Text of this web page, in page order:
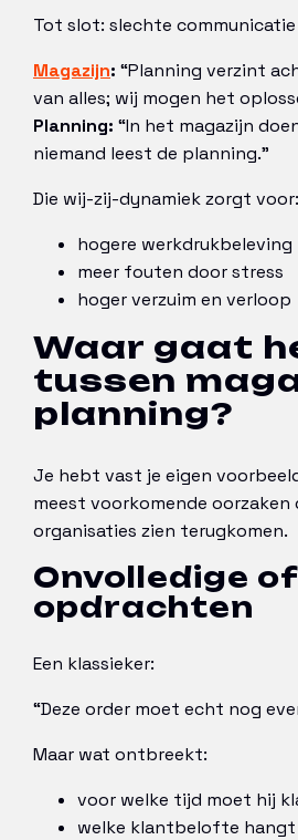
Tot slot: slechte
Magazijn: “Planning verzint
van alles; wij mogen het
Planning: “In het magazijn
niemand leest de planning.”
Die wij-zij-dynamiek zorgt voor:
hogere werkdrukbeleving
meer fouten door stress
hoger verzuim en verloop
Waar gaat
tussen
planning?
Je hebt vast je eigen
meest voorkomende oorzaken
organisaties zien terugkomen.
Onvolledige
opdrachten
Een klassieker:
“Deze order moet echt nog
Maar wat ontbreekt:
voor welke tijd moet hij
welke klantbelofte hangt